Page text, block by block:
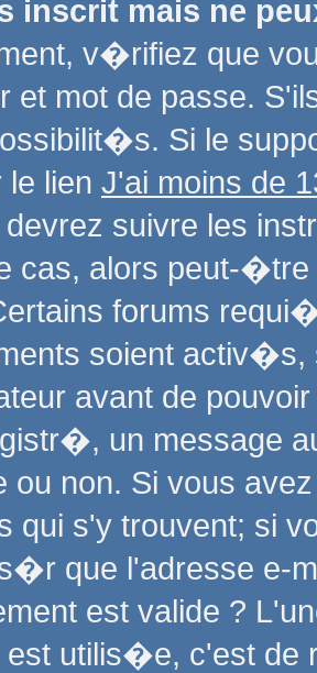
inscrit mais ne
v�rifiez que
et mot de passe.
Si le
lien J'ai moins de
suivre les
cas, alors peut-
forums
soient
avant de
un message
ou non. Si vous
qui s'y trouvent; si
que l'adresse e-
est valide ?
est utilis�e, c'est